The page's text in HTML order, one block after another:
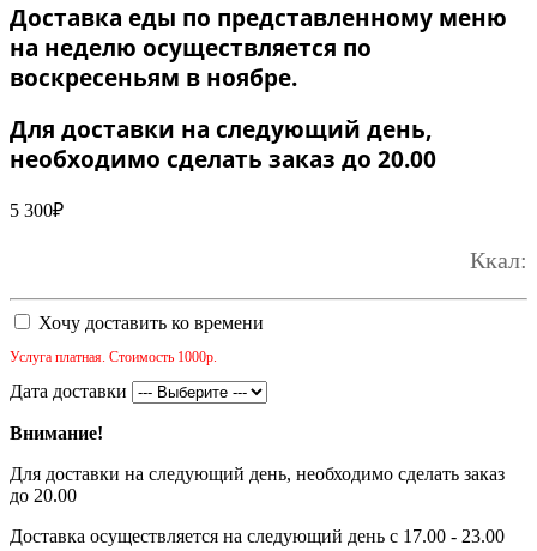
Доставка еды по представленному меню
на неделю осуществляется по
воскресеньям в ноябре.
Для доставки на следующий день,
необходимо сделать заказ до 20.00
5 300₽
Ккал:
Хочу доставить ко времени
Услуга платная. Стоимость 1000р.
Дата доставки
Внимание!
Для доставки на следующий день, необходимо сделать заказ
до 20.00
Доставка осуществляется на следующий день с 17.00 - 23.00